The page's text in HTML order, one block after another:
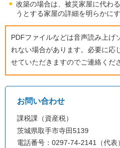
改築の場合は、被災家屋に代わ
うとする家屋の詳細を明らかに
PDFファイルなどは音声読み上げ
れない場合があります。必要に応
せていただきますのでご連絡くだ
お問い合わせ
課税課（資産税）
茨城県取手市寺田5139
電話番号：0297-74-2141（代表）